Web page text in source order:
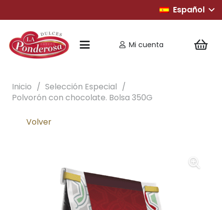
Español
Mi cuenta
Inicio / Selección Especial /
Polvorón con chocolate. Bolsa 350G
Volver